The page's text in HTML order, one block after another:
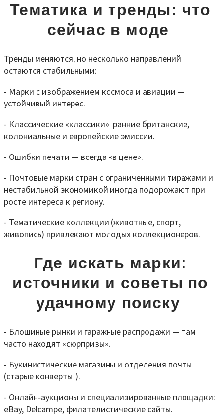
Тематика и тренды: что
сейчас в моде
Тренды меняются, но несколько направлений
остаются стабильными:
- Марки с изображением космоса и авиации —
устойчивый интерес.
- Классические «классики»: ранние британские,
колониальные и европейские эмиссии.
- Ошибки печати — всегда «в цене».
- Почтовые марки стран с ограниченными тиражами и
нестабильной экономикой иногда подорожают при
росте интереса к региону.
- Тематические коллекции (животные, спорт,
живопись) привлекают молодых коллекционеров.
Где искать марки:
источники и советы по
удачному поиску
- Блошиные рынки и гаражные распродажи — там
часто находят «сюрпризы».
- Букинистические магазины и отделения почты
(старые конверты!).
- Онлайн‑аукционы и специализированные площадки:
eBay, Delcampe, филателистические сайты.